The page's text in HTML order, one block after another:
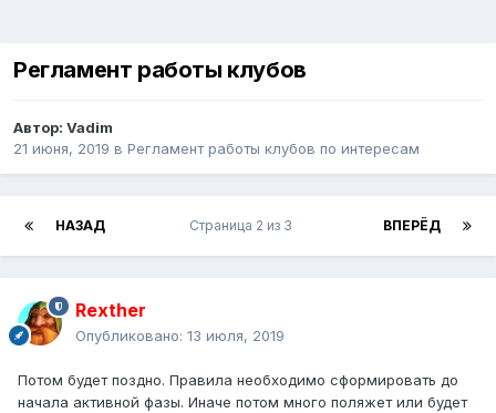
Регламент работы клубов
Автор: Vadim
21 июня, 2019 в Регламент работы клубов по интересам
НАЗАД ВПЕРЁД
Страница 2 из 3
Rexther
Опубликовано: 13 июля, 2019
Потом будет поздно. Правила необходимо сформировать до
начала активной фазы. Иначе потом много поляжет или будет